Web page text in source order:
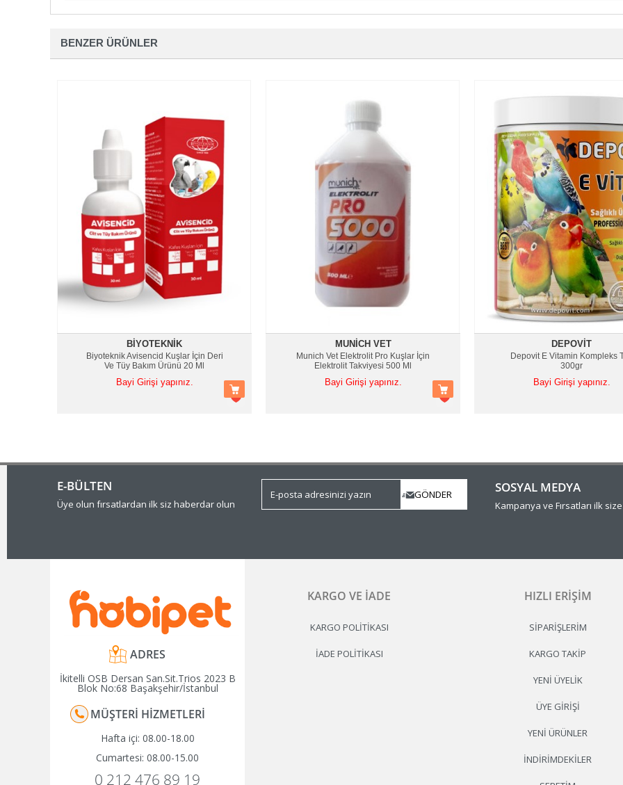
BENZER ÜRÜNLER
BIYOTEKNIK
Biyoteknik Avisencid Kuşlar İçin Deri
Ve Tüy Bakım Ürünü 20 Ml
Bayi Girişi yapınız.
MUNICH VET
Munich Vet Elektrolit Pro Kuşlar İçin
Elektrolit Takviyesi 500 Ml
Bayi Girişi yapınız.
DEPOVIT
Depovit E Vitamin Kompleks
300gr
Bayi Girişi yapınız.
E-BÜLTEN
Üye olun fırsatlardan ilk siz haberdar olun
SOSYAL MEDYA
Kampanya ve Fırsatları ilk
ADRES
İkitelli OSB Dersan San.Sit.Trios 2023 B
Blok No:68 Başakşehir/İstanbul
MÜŞTERI HIZMETLERI
Hafta içi: 08.00-18.00
Cumartesi: 08.00-15.00
0 212 476 89 19
KARGO VE İADE
KARGO POLITIKASI
İADE POLITIKASI
HIZLI ERIŞIM
SIPARIŞLERIM
KARGO TAKIP
YENI ÜYELIK
ÜYE GIRIŞI
YENI ÜRÜNLER
İNDIRIMDEKILER